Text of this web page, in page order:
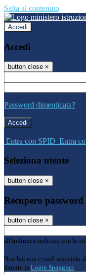
Salta al contenuto
Accedi
Accedi
button close ×
Password dimenticata?
-
Entra con SPID Entra
Seleziona utente
button close ×
Recupero password
button close ×
all'indirizzo indicato con le
Non hai una e-mail associata
tramite la Login Spaggiari